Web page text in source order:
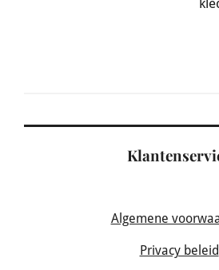
Algemene
Privacy beleid